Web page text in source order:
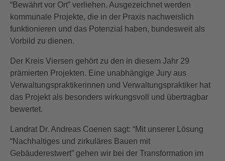
“Bewährt vor Ort” verliehen. Ausgezeichnet werden
kommunale Projekte, die in der Praxis nachweislich
funktionieren und das Potenzial haben, bundesweit als
Vorbild zu dienen.
Der Kreis Viersen gehört zu den in diesem Jahr 29
prämierten Projekten. Eine unabhängige Jury aus
Verwaltungspraktikerinnen und Verwaltungspraktiker hat
das Projekt als besonders wirkungsvoll und übertragbar
bewertet.
Landrat Dr. Andreas Coenen sagt: “Mit unserer Lösung
“Nachhaltiges und zirkuläres Bauen mit
Gebäuderestwert” gehen wir bei der Transformation im